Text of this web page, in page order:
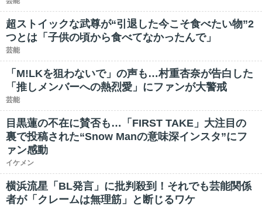
超ストイックな武尊が“引退した今こそ食べたい物”2
つとは「子供の頃から食べてなかったんで」
芸能
「M!LKを狙わないで」の声も…村重杏奈が告白した
「推しメンバーへの熱烈愛」にファンが大警戒
芸能
目黒蓮の不在に賛否も…「FIRST TAKE」大注目の
裏で投稿された“Snow Manの意味深インスタ”にフ
ァン感動
イケメン
横浜流星「BL発言」に批判殺到！それでも芸能関係
者が「クレームは無理筋」と断じるワケ